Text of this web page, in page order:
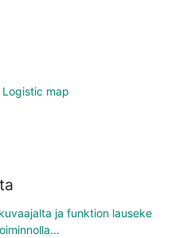
map
ja funktion lauseke